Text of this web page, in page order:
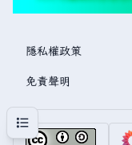
目次
隱私權政策
免責聲明